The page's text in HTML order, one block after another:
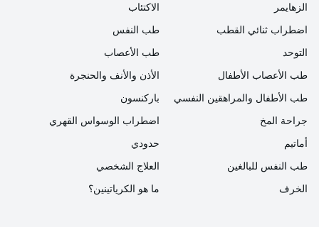
الزهايمر
اضطراب ثنائي القطب
التوحد
طب الأعصاب الأطفال
الاكتئاب
طب النفس
طب الأعصاب
الأذن والأنف والحنجرة
طب الأطفال والمراهقين النفسي
جراحة المخ
أماتيم
طب النفس للبالغين
الخرف
باركنسون
اضطراب الوسواس القهري
حدودي
العلاج الشخصي
ما هو الكرياتينين؟